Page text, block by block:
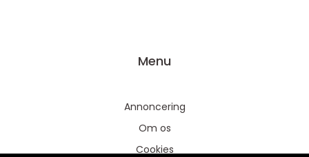
Menu
Annoncering
Om os
Cookies